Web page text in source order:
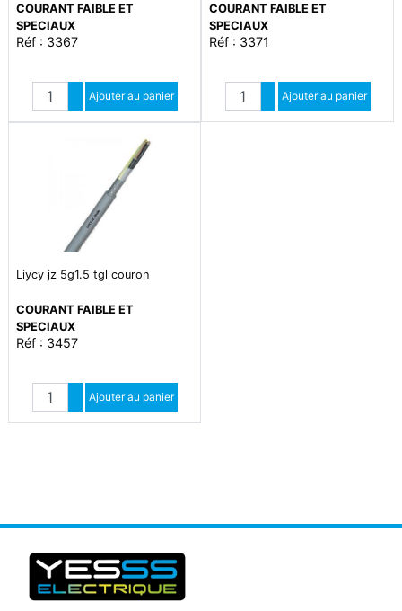
COURANT FAIBLE ET
SPECIAUX
Réf : 3367
Quantité
Augmenter quantité
Diminuer quantité
Ajouter au panier
COURANT FAIBLE ET
SPECIAUX
Réf : 3371
Quantité
Augmenter quantité
Diminuer quantité
Ajouter au panier
Liycy jz 5g1.5 tgl couron
COURANT FAIBLE ET
SPECIAUX
Réf : 3457
Quantité
Augmenter quantité
Diminuer quantité
Ajouter au panier